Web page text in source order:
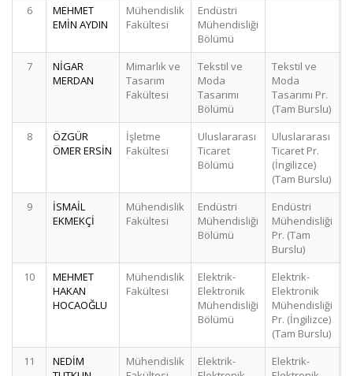
6
MEHMET
EMİN AYDIN
Mühendislik
Fakültesi
Endüstri
Mühendisliği
Bölümü
7
NİGAR
MERDAN
Mimarlık ve
Tasarım
Fakültesi
Tekstil ve
Moda
Tasarımı
Bölümü
Tekstil ve
Moda
Tasarımı Pr.
(Tam Burslu)
8
ÖZGÜR
ÖMER ERSİN
İşletme
Fakültesi
Uluslararası
Ticaret
Bölümü
Uluslararası
Ticaret Pr.
(İngilizce)
(Tam Burslu)
9
İSMAİL
EKMEKÇİ
Mühendislik
Fakültesi
Endüstri
Mühendisliği
Bölümü
Endüstri
Mühendisliği
Pr. (Tam
Burslu)
10
MEHMET
HAKAN
HOCAOĞLU
Mühendislik
Fakültesi
Elektrik-
Elektronik
Mühendisliği
Bölümü
Elektrik-
Elektronik
Mühendisliği
Pr. (İngilizce)
(Tam Burslu)
11
NEDİM
Mühendislik
Elektrik-
Elektrik-